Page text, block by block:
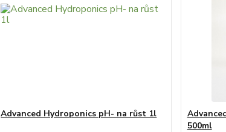
Advanced Hydroponics pH- na růst 1l
500ml